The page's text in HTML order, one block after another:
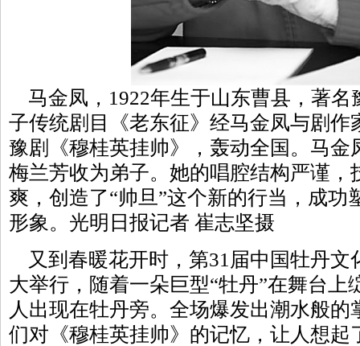
马金凤，1922年生于山东曹县，著名
子传统剧目《老东征》经马金凤与剧作
豫剧《穆桂英挂帅》，轰动全国。马金
梅兰芳收为弟子。她的唱腔结构严谨，
爽，创造了“帅旦”这个新的行当，成功
形象。光明日报记者 崔志坚摄
又到春暖花开时，第31届中国牡丹文
大举行，随着一朵巨型“牡丹”在舞台上
人出现在牡丹旁。全场爆发出潮水般
们对《穆桂英挂帅》的记忆，让人想起